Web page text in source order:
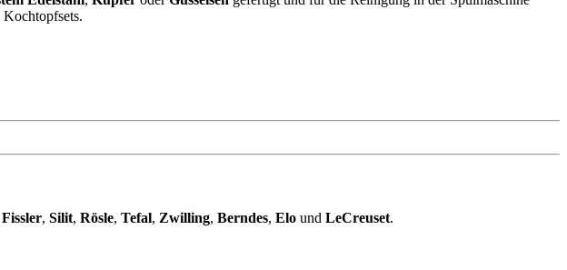
Kochtopfsets.
Fissler, Silit, Rösle, Tefal, Zwilling, Berndes, Elo und LeCreuset.